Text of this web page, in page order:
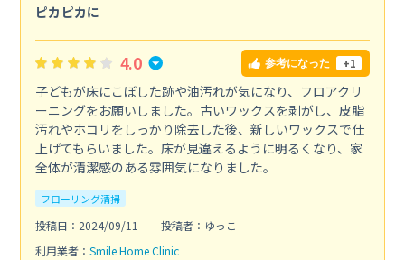
ピカピカに
4.0 参考になった +1
子どもが床にこぼした跡や油汚れが気になり、フロアクリ
ーニングをお願いしました。古いワックスを剥がし、皮脂
汚れやホコリをしっかり除去した後、新しいワックスで仕
上げてもらいました。床が見違えるように明るくなり、家
全体が清潔感のある雰囲気になりました。
フローリング清掃
投稿日：2024/09/11
投稿者：ゆっこ
利用業者： Smile Home Clinic